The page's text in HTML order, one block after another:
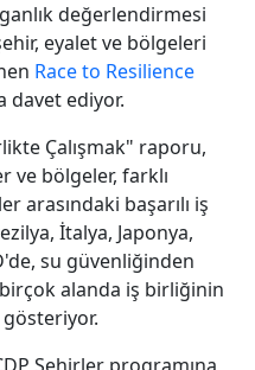
değerlendirmesi
eyalet ve bölgeleri
Race to Resilience
davet ediyor.
Çalışmak" raporu,
ve bölgeler, farklı
arasındaki başarılı iş
İtalya, Japonya,
su güvenliğinden
alanda iş birliğinin
gösteriyor.